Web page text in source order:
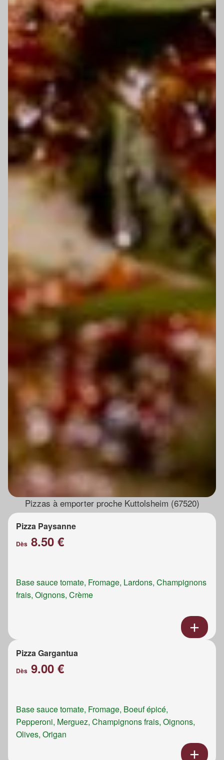
Pizzas à emporter proche Kuttolsheim (67520)
Pizza Paysanne
Dès 8.50 €
Base sauce tomate, Fromage, Lardons, Champignons
frais, Oignons, Crème
Pizza Gargantua
Dès 9.00 €
Base sauce tomate, Fromage, Boeuf épicé,
Pepperoni, Merguez, Champignons frais, Oignons,
Olives, Origan